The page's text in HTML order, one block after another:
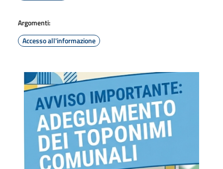
Argomenti:
Accesso all'informazione